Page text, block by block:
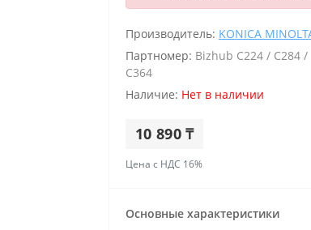
Производитель: KONICA
Партномер: Bizhub C224 / C284 /
C364
Наличие: Нет в наличии
10 890 ₸
Цена с НДС 16%
Основные характеристики